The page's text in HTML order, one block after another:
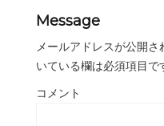
Message
メールアドレスが公開さ
いている欄は必須項目で
コメント